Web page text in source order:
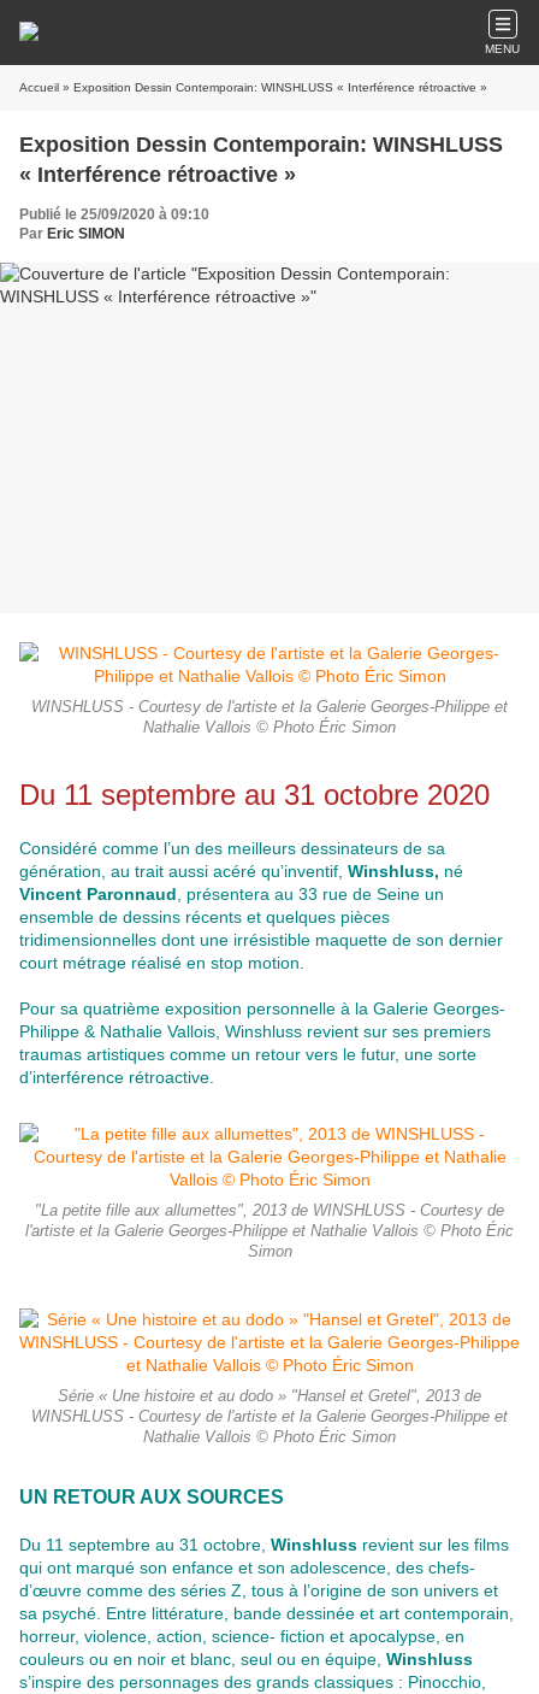
MENU
Accueil » Exposition Dessin Contemporain: WINSHLUSS « Interférence rétroactive »
Exposition Dessin Contemporain: WINSHLUSS
« Interférence rétroactive »
Publié le 25/09/2020 à 09:10
Par Eric SIMON
WINSHLUSS - Courtesy de l'artiste et la Galerie Georges-Philippe et
Nathalie Vallois © Photo Éric Simon
Du 11 septembre au 31 octobre 2020
Considéré comme l’un des meilleurs dessinateurs de sa
génération, au trait aussi acéré qu’inventif, Winshluss, né
Vincent Paronnaud , présentera au 33 rue de Seine un
ensemble de dessins récents et quelques pièces
tridimensionnelles dont une irrésistible maquette de son dernier
court métrage réalisé en stop motion.
Pour sa quatrième exposition personnelle à la Galerie Georges-
Philippe & Nathalie Vallois, Winshluss revient sur ses premiers
traumas artistiques comme un retour vers le futur, une sorte
d’interférence rétroactive.
"La petite fille aux allumettes", 2013 de WINSHLUSS - Courtesy de
l'artiste et la Galerie Georges-Philippe et Nathalie Vallois © Photo Éric
Simon
Série « Une histoire et au dodo » "Hansel et Gretel", 2013 de
WINSHLUSS - Courtesy de l'artiste et la Galerie Georges-Philippe et
Nathalie Vallois © Photo Éric Simon
UN RETOUR AUX SOURCES
Du 11 septembre au 31 octobre, Winshluss revient sur les films
qui ont marqué son enfance et son adolescence, des chefs-
d’œuvre comme des séries Z, tous à l’origine de son univers et
sa psyché. Entre littérature, bande dessinée et art contemporain,
horreur, violence, action, science- fiction et apocalypse, en
couleurs ou en noir et blanc, seul ou en équipe, Winshluss
s’inspire des personnages des grands classiques : Pinocchio,